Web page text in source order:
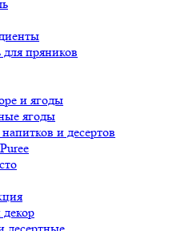
пряников
и ягоды
ягоды
и десертов